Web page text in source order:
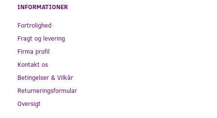
INFORMATIONER
Fortrolighed
Fragt og levering
Firma profil
Kontakt os
Betingelser & Vilkår
Returneringsformular
Oversigt